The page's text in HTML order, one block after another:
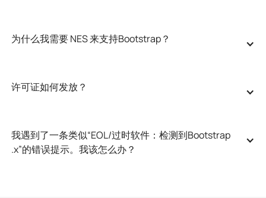
为什么我需要 NES 来支持Bootstrap？
许可证如何发放？
我遇到了一条类似“EOL/过时软件：检测到Bootstrap
.x”的错误提示。我该怎么办？